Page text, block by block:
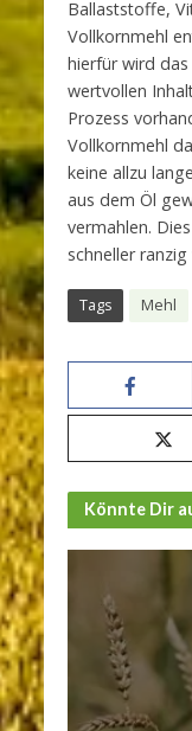
Ballaststoffe,
Vollkornmehl
hierfür wird
wertvollen
Prozess
Vollkornmehl
keine allzu
aus dem Öl
vermahlen.
schneller ranzig
Tags Mehl
Könnte Dir